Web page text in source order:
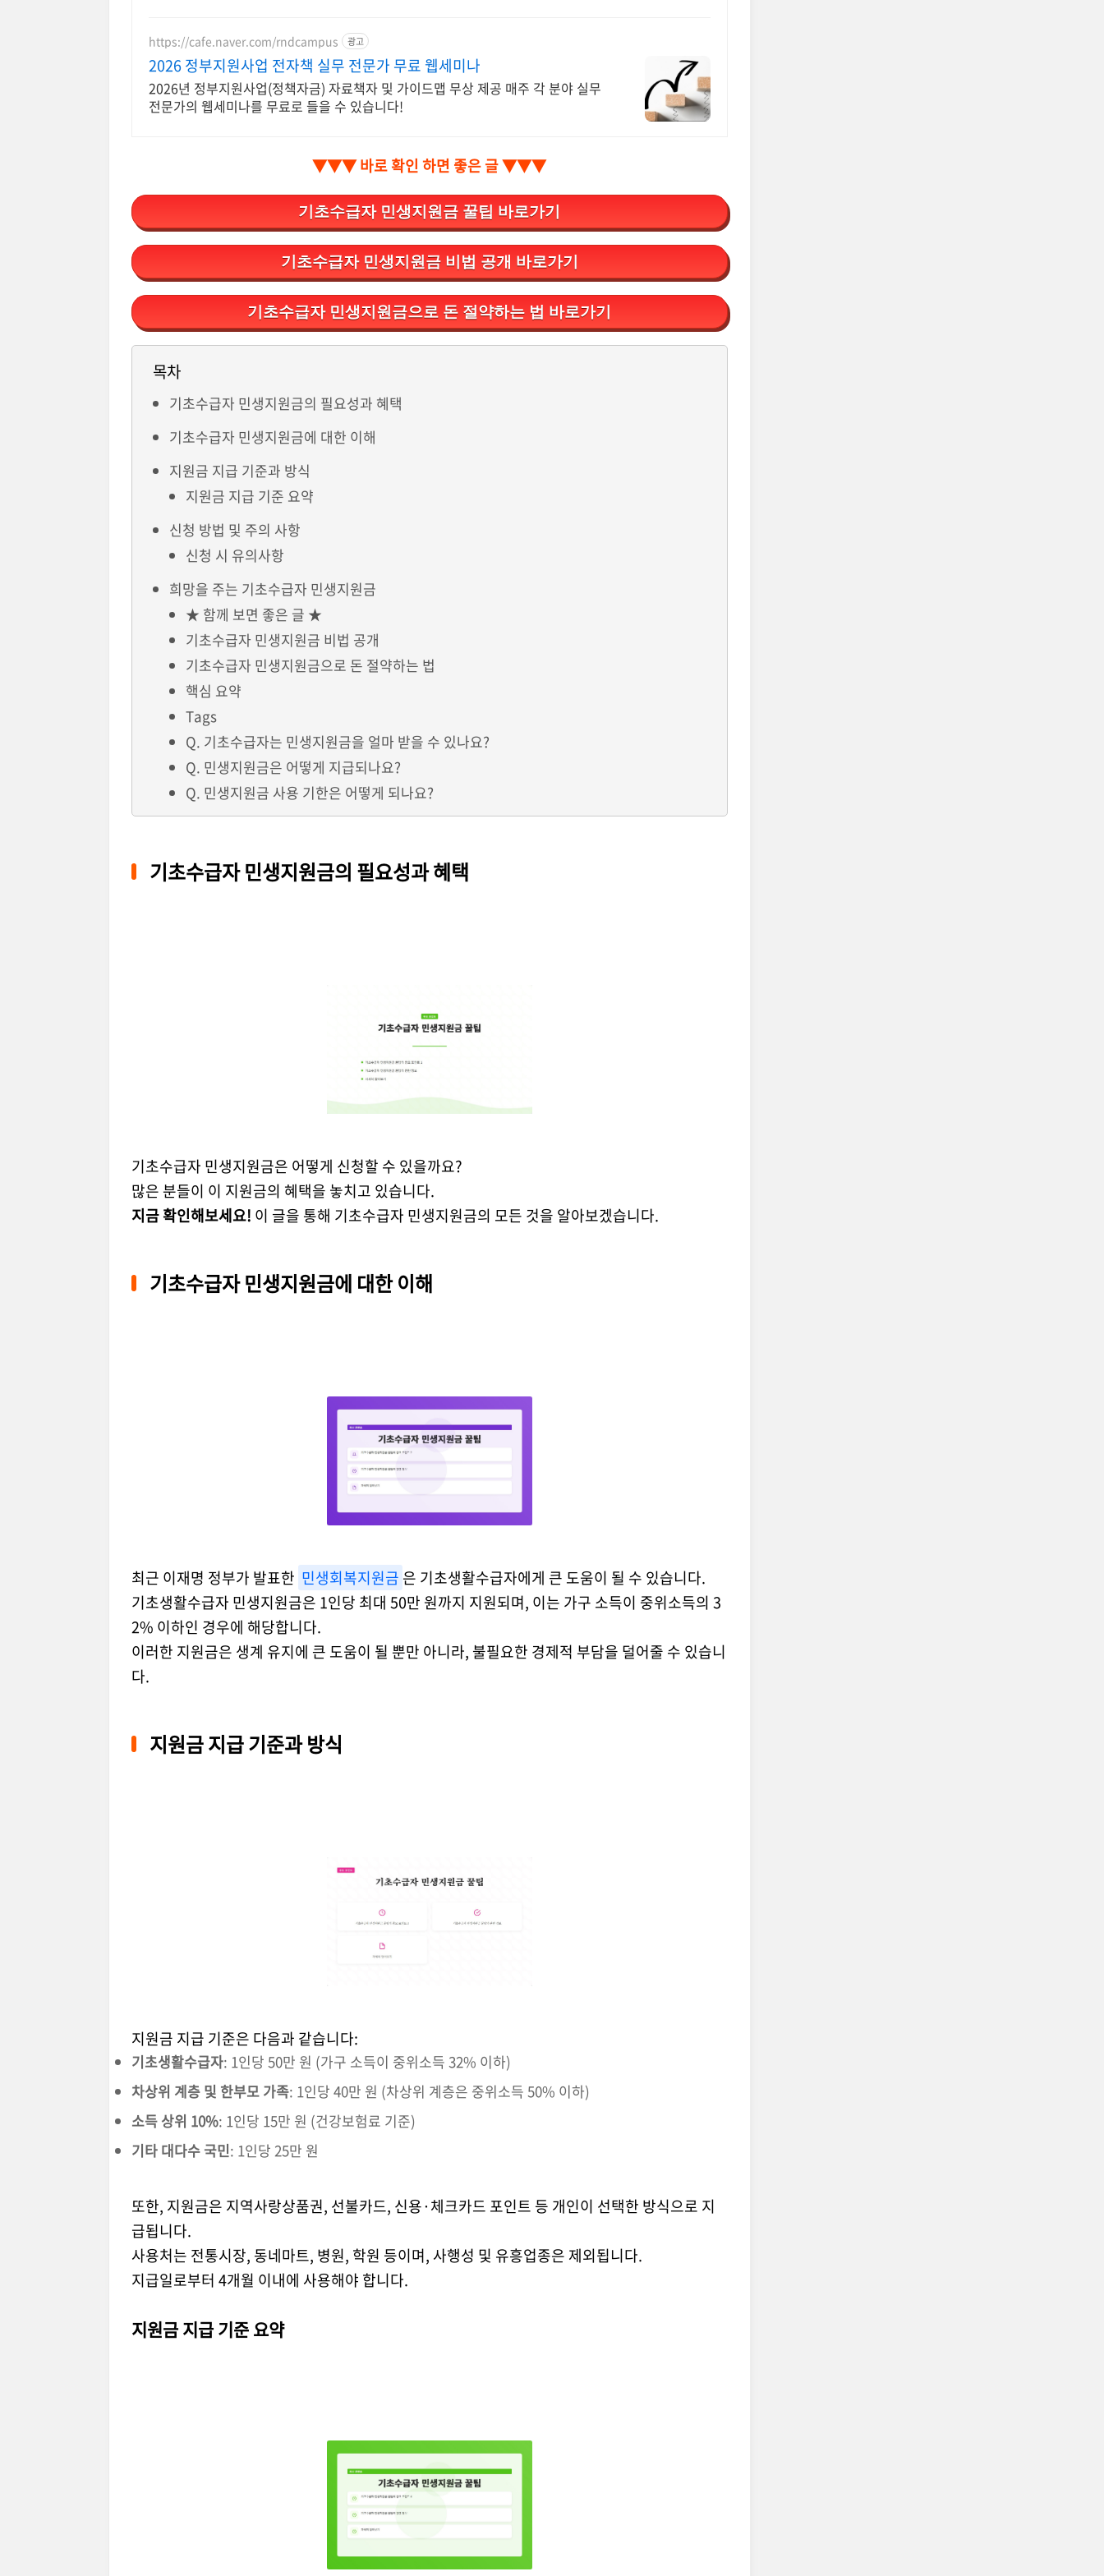
https://cafe.naver.com/rndcampus 광고
2026 정부지원사업 전자책 실무 전문가 무료 웹세미나
2026년 정부지원사업(정책자금) 자료책자 및 가이드맵 무상 제공 매주 각 분야 실무
전문가의 웹세미나를 무료로 들을 수 있습니다!
▼▼▼ 바로 확인 하면 좋은 글 ▼▼▼
기초수급자 민생지원금 꿀팁 바로가기
기초수급자 민생지원금 비법 공개 바로가기
기초수급자 민생지원금으로 돈 절약하는 법 바로가기
목차
기초수급자 민생지원금의 필요성과 혜택
기초수급자 민생지원금에 대한 이해
지원금 지급 기준과 방식
지원금 지급 기준 요약
신청 방법 및 주의 사항
신청 시 유의사항
희망을 주는 기초수급자 민생지원금
★ 함께 보면 좋은 글 ★
기초수급자 민생지원금 비법 공개
기초수급자 민생지원금으로 돈 절약하는 법
핵심 요약
Tags
Q. 기초수급자는 민생지원금을 얼마 받을 수 있나요?
Q. 민생지원금은 어떻게 지급되나요?
Q. 민생지원금 사용 기한은 어떻게 되나요?
기초수급자 민생지원금의 필요성과 혜택
기초수급자 민생지원금은 어떻게 신청할 수 있을까요?
많은 분들이 이 지원금의 혜택을 놓치고 있습니다.
지금 확인해보세요! 이 글을 통해 기초수급자 민생지원금의 모든 것을 알아보겠습니다.
기초수급자 민생지원금에 대한 이해
최근 이재명 정부가 발표한 민생회복지원금 은 기초생활수급자에게 큰 도움이 될 수 있습니다.
기초생활수급자 민생지원금은 1인당 최대 50만 원까지 지원되며, 이는 가구 소득이 중위소득의 3
2% 이하인 경우에 해당합니다.
이러한 지원금은 생계 유지에 큰 도움이 될 뿐만 아니라, 불필요한 경제적 부담을 덜어줄 수 있습니
다.
지원금 지급 기준과 방식
지원금 지급 기준은 다음과 같습니다:
기초생활수급자: 1인당 50만 원 (가구 소득이 중위소득 32% 이하)
차상위 계층 및 한부모 가족: 1인당 40만 원 (차상위 계층은 중위소득 50% 이하)
소득 상위 10%: 1인당 15만 원 (건강보험료 기준)
기타 대다수 국민: 1인당 25만 원
또한, 지원금은 지역사랑상품권, 선불카드, 신용·체크카드 포인트 등 개인이 선택한 방식으로 지
급됩니다.
사용처는 전통시장, 동네마트, 병원, 학원 등이며, 사행성 및 유흥업종은 제외됩니다.
지급일로부터 4개월 이내에 사용해야 합니다.
지원금 지급 기준 요약